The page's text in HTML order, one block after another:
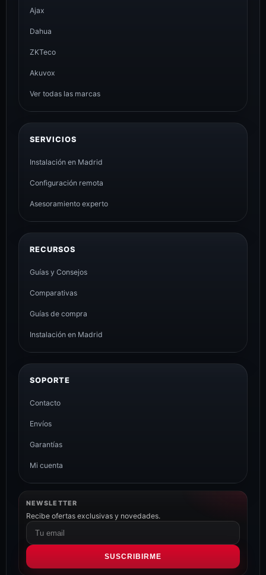
Ajax
Dahua
ZKTeco
Akuvox
Ver todas las marcas
SERVICIOS
Instalación en Madrid
Configuración remota
Asesoramiento experto
RECURSOS
Guías y Consejos
Comparativas
Guías de compra
Instalación en Madrid
SOPORTE
Contacto
Envíos
Garantías
Mi cuenta
NEWSLETTER
Recibe ofertas exclusivas y novedades.
Correo
electrónico
SUSCRIBIRME